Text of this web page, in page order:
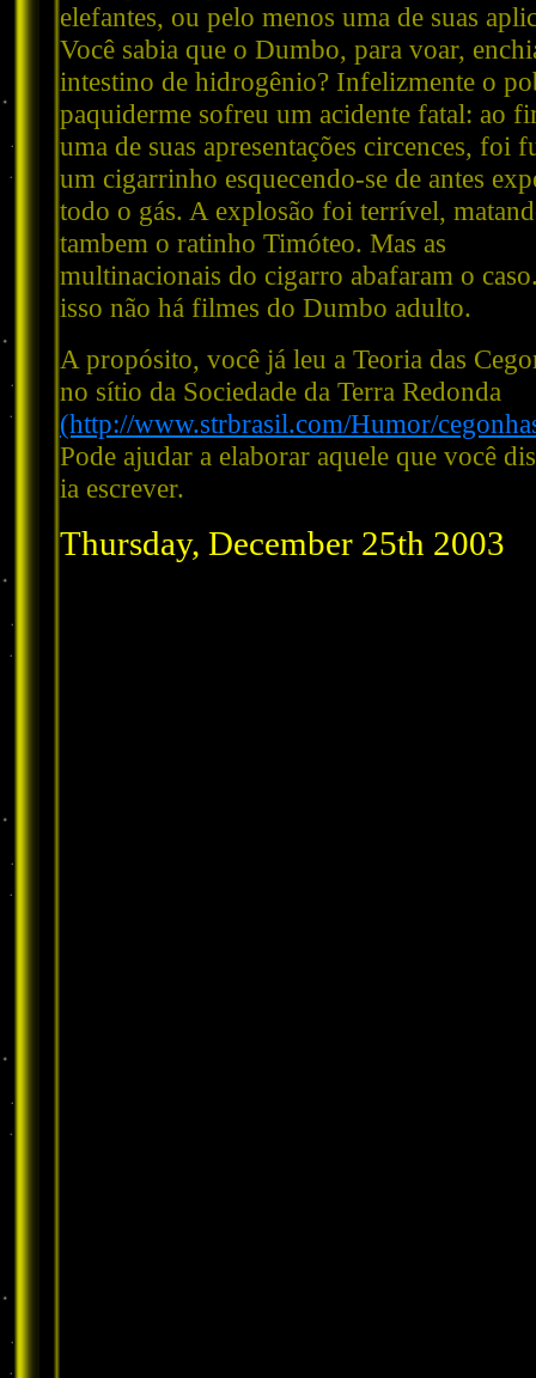
elefantes, ou pelo menos uma de suas
Você sabia que o Dumbo, para voar,
intestino de hidrogênio? Infelizmente o
paquiderme sofreu um acidente fatal: ao
uma de suas apresentações circences, foi
um cigarrinho esquecendo-se de antes
todo o gás. A explosão foi terrível,
tambem o ratinho Timóteo. Mas as
multinacionais do cigarro abafaram o
isso não há filmes do Dumbo adulto.
A propósito, você já leu a Teoria das
no sítio da Sociedade da Terra Redonda
(http://www.strbrasil.com/Humor/
Pode ajudar a elaborar aquele que você
ia escrever.
Thursday, December 25th 2003